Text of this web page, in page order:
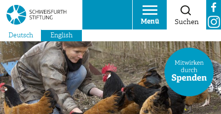
Menü Suchen
Deutsch English